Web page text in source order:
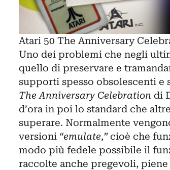
Atari 50 The Anniversary
Uno dei problemi che negli
quello di preservare e
supporti spesso obsolescenti
The Anniversary Celebration di
d’ora in poi lo standard che
superare. Normalmente
versioni “emulate,”cioè che
modo più fedele possibile il
raccolte anche pregevoli,